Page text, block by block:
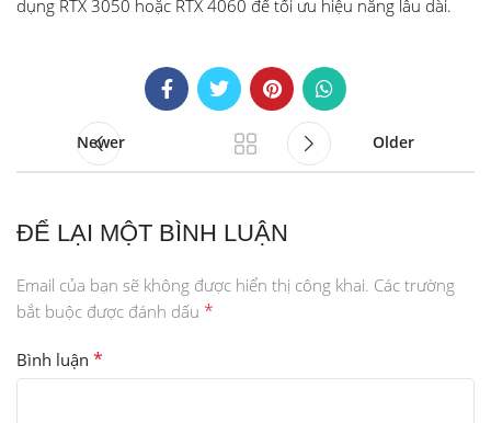
dụng RTX 3050 hoặc RTX 4060 để tối ưu hiệu năng lâu dài.
Newer Older
ĐỂ LẠI MỘT BÌNH LUẬN
Email của bạn sẽ không được hiển thị công khai. Các trường
bắt buộc được đánh dấu *
Bình luận *